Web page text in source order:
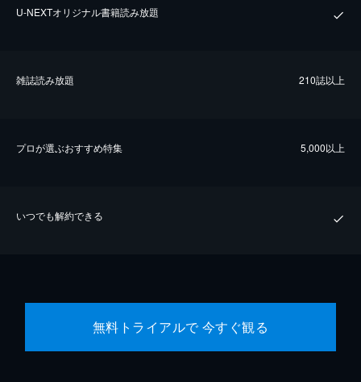
U-NEXTオリジナル書籍読み放題
雑誌読み放題 210誌以上
プロが選ぶおすすめ特集 5,000以上
いつでも解約できる
無料トライアルで 今すぐ観る